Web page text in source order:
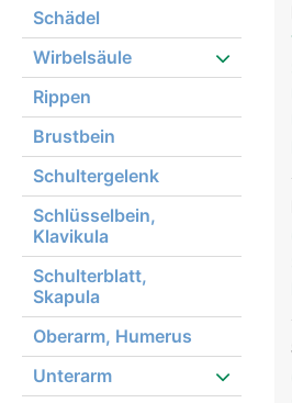
Schädel
Wirbelsäule
Rippen
Brustbein
Schultergelenk
Schlüsselbein,
Klavikula
Schulterblatt,
Skapula
Oberarm, Humerus
Unterarm